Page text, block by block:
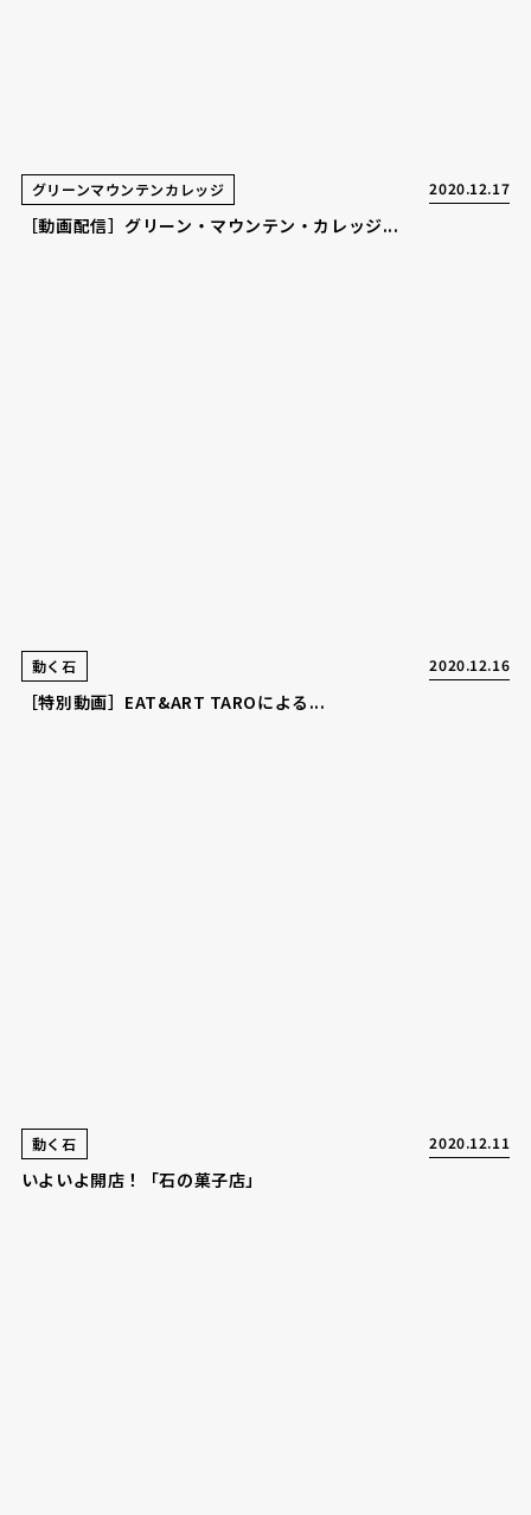
グリーンマウンテンカレッジ 2020.12.17
［動画配信］グリーン・マウンテン・カレッジ...
動く石 2020.12.16
［特別動画］EAT&ART TAROによる...
動く石 2020.12.11
いよいよ開店！「石の菓子店」